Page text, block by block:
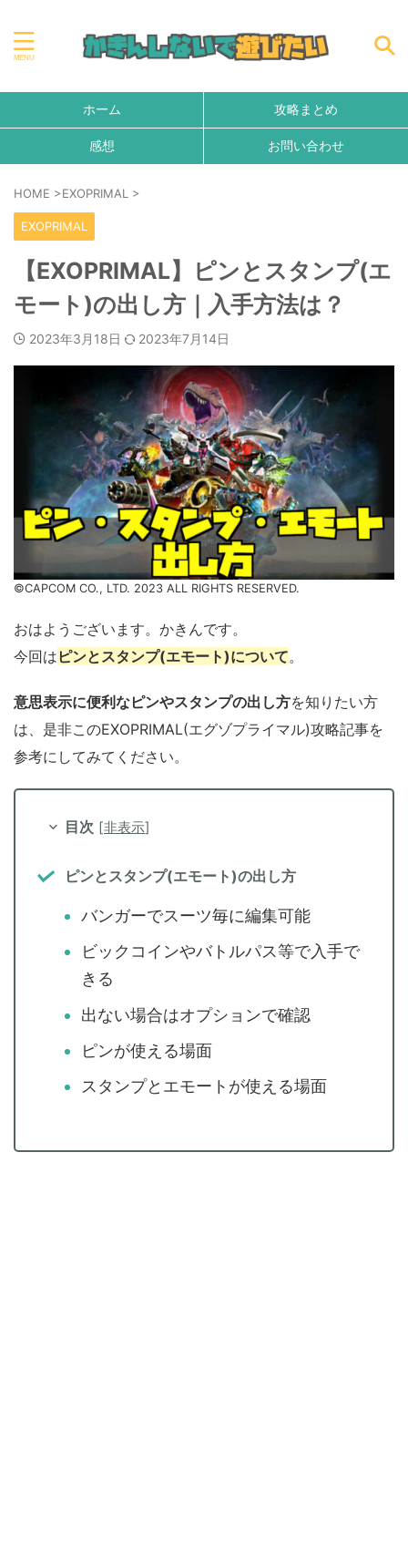
ホーム 攻略まとめ
感想 お問い合わせ
HOME >EXOPRIMAL >
EXOPRIMAL
【EXOPRIMAL】ピンとスタンプ(エ
モート)の出し方｜入手方法は？
2023年3月18日 2023年7月14日
©CAPCOM CO., LTD. 2023 ALL RIGHTS RESERVED.
おはようございます。かきんです。
今回は ピンとスタンプ(エモート)について。
意思表示に便利なピンやスタンプの出し方を知りたい方
は、是非このEXOPRIMAL(エグゾプライマル)攻略記事を
参考にしてみてください。
目次 [非表示]
ピンとスタンプ(エモート)の出し方
バンガーでスーツ毎に編集可能
ビックコインやバトルパス等で入手で
きる
出ない場合はオプションで確認
ピンが使える場面
スタンプとエモートが使える場面